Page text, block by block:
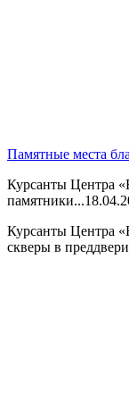
Памятные места
Курсанты Центра
памятники...
Курсанты Центра
скверы в